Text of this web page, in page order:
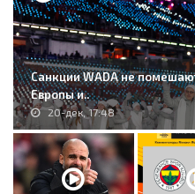
Санкции WADA не
Европы и..
20-дек, 17:48